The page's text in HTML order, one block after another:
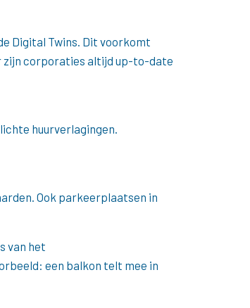
Digital Twins. Dit voorkomt
zijn corporaties altijd up-to-date
huurverlagingen.
Ook parkeerplaatsen in
van het
een balkon telt mee in